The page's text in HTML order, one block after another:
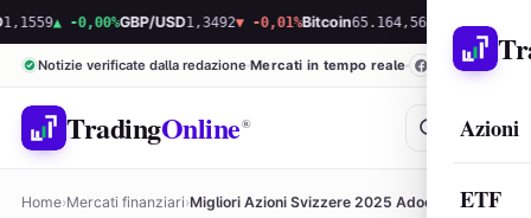
Azioni
ETF
▲ -0,00%GBP/USD1,3492▼ -0,01%Bitcoin65.164,56▲ 0,37% Ethereum
Notizie verificate dalla redazione Mercati in tempo reale
TradingOnline®
Home›Mercati finanziari› Migliori Azioni Svizzere 2025 Adocchiate Dagli Esperti